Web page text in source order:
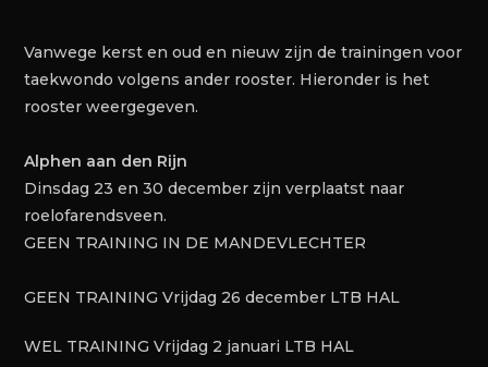
Vanwege kerst en oud en nieuw zijn de trainingen voor
taekwondo volgens ander rooster. Hieronder is het
rooster weergegeven.
Alphen aan den Rijn
Dinsdag 23 en 30 december zijn verplaatst naar
roelofarendsveen.
GEEN TRAINING IN DE MANDEVLECHTER
GEEN TRAINING Vrijdag 26 december LTB HAL
WEL TRAINING Vrijdag 2 januari LTB HAL